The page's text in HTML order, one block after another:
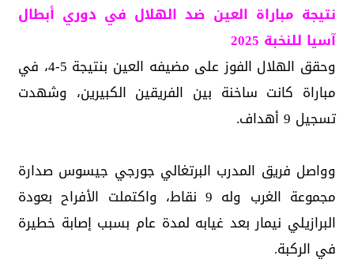
نتيجة مباراة العين ضد الهلال في دوري أبطال
آسيا للنخبة 2025
وحقق الهلال الفوز على مضيفه العين بنتيجة 5-4، في
مباراة كانت ساخنة بين الفريقين الكبيرين، وشهدت
تسجيل 9 أهداف.
وواصل فريق المدرب البرتغالي جورجي جيسوس صدارة
مجموعة الغرب وله 9 نقاط، واكتملت الأفراح بعودة
البرازيلي نيمار بعد غيابه لمدة عام بسبب إصابة خطيرة
في الركبة.